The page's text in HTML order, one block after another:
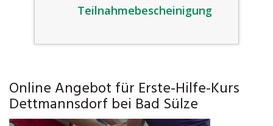
Teilnahmebescheinigung
Online Angebot für Erste-Hilfe-Kurs
Dettmannsdorf bei Bad Sülze